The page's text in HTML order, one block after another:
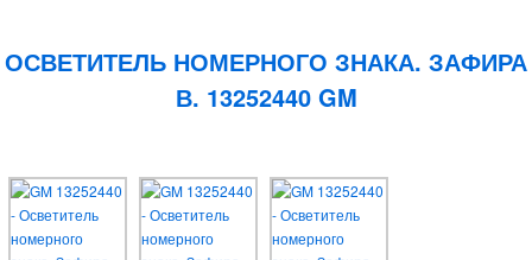
ОСВЕТИТЕЛЬ НОМЕРНОГО ЗНАКА. ЗАФИРА
В. 13252440 GM